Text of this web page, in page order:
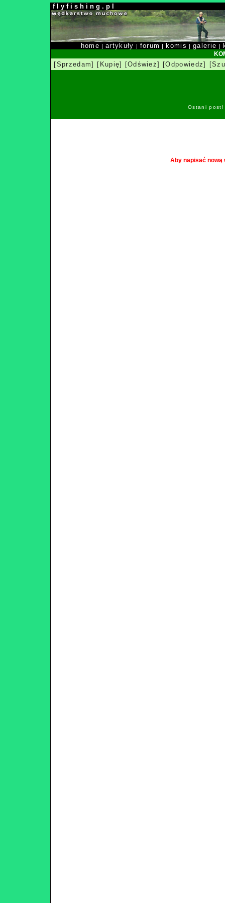
f l y f i s h i n g . p l
home |artykuły | forum | komis |galerie |
[Sprzedam] [Kupię] [Odśwież] [Odpowiedz]
Ostani post!
Aby napisać nową